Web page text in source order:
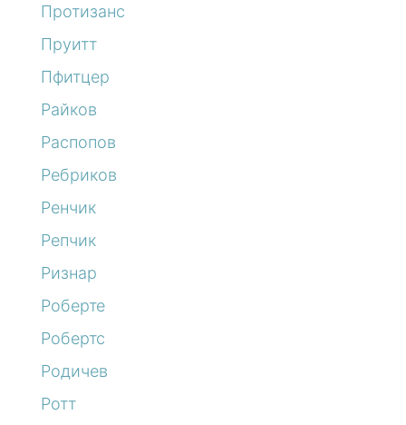
Протизанс
Пруитт
Пфитцер
Райков
Распопов
Ребриков
Ренчик
Репчик
Ризнар
Роберте
Робертс
Родичев
Ротт